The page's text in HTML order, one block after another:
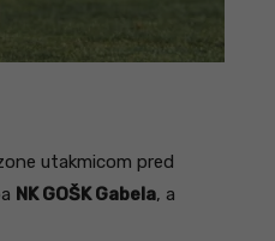
utakmicom pred
NK GOŠK Gabela, a